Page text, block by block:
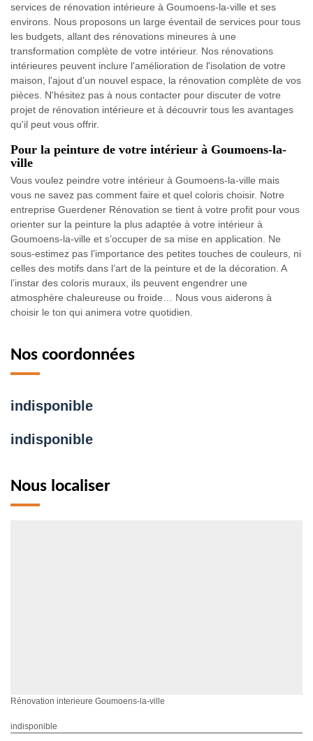
services de rénovation intérieure à Goumoens-la-ville et ses
environs. Nous proposons un large éventail de services pour tous
les budgets, allant des rénovations mineures à une
transformation complète de votre intérieur. Nos rénovations
intérieures peuvent inclure l'amélioration de l'isolation de votre
maison, l'ajout d'un nouvel espace, la rénovation complète de vos
pièces. N'hésitez pas à nous contacter pour discuter de votre
projet de rénovation intérieure et à découvrir tous les avantages
qu'il peut vous offrir.
Pour la peinture de votre intérieur à Goumoens-la-
ville
Vous voulez peindre votre intérieur à Goumoens-la-ville mais
vous ne savez pas comment faire et quel coloris choisir. Notre
entreprise Guerdener Rénovation se tient à votre profit pour vous
orienter sur la peinture la plus adaptée à votre intérieur à
Goumoens-la-ville et s’occuper de sa mise en application. Ne
sous-estimez pas l’importance des petites touches de couleurs, ni
celles des motifs dans l’art de la peinture et de la décoration. A
l’instar des coloris muraux, ils peuvent engendrer une
atmosphère chaleureuse ou froide… Nous vous aiderons à
choisir le ton qui animera votre quotidien.
Nos coordonnées
indisponible
indisponible
Nous localiser
Rénovation interieure Goumoens-la-ville
indisponible